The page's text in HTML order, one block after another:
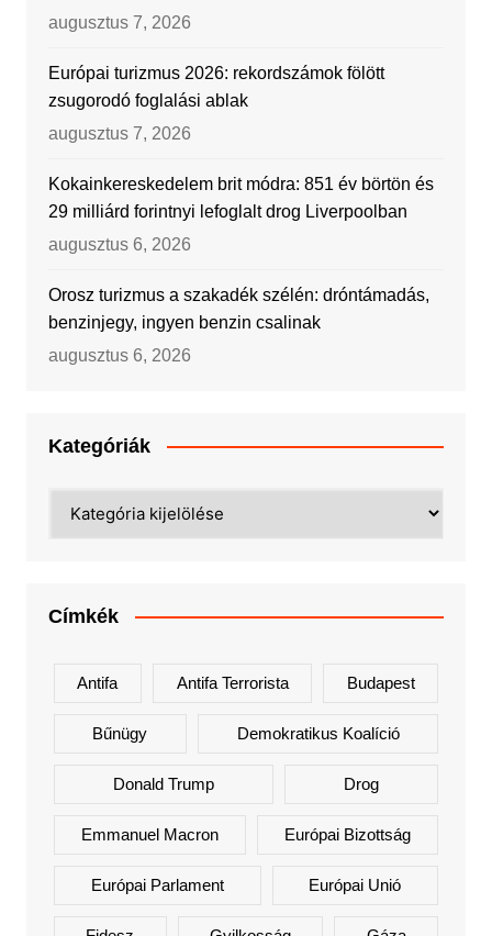
augusztus 7, 2026
Európai turizmus 2026: rekordszámok fölött
zsugorodó foglalási ablak
augusztus 7, 2026
Kokainkereskedelem brit módra: 851 év börtön és
29 milliárd forintnyi lefoglalt drog Liverpoolban
augusztus 6, 2026
Orosz turizmus a szakadék szélén: dróntámadás,
benzinjegy, ingyen benzin csalinak
augusztus 6, 2026
Kategóriák
Címkék
Antifa Antifa Terrorista Budapest
Bűnügy Demokratikus Koalíció
Donald Trump Drog
Emmanuel Macron Európai Bizottság
Európai Parlament Európai Unió